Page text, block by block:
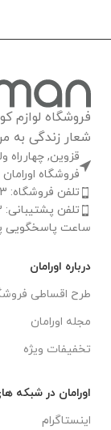
شعار زندگی به
قزوین, چهارراه
فروشگاه اورامان
تلفن فروشگاه: 02833248823
تلفن پشتیبانی: 09392527473
ساعت پاسخگویی
درباره اورامان
طرح اقساطی
مجله اورامان
تخفیفات ویژه
اورامان در شبکه
اینستاگرام